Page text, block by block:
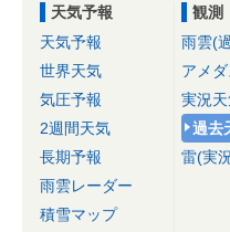
天気予報
天気予報
世界天気
気圧予報
2週間天気
長期予報
雨雲レーダー
積雪マップ
観測
雨雲(
アメ
実況
過去
雷(実